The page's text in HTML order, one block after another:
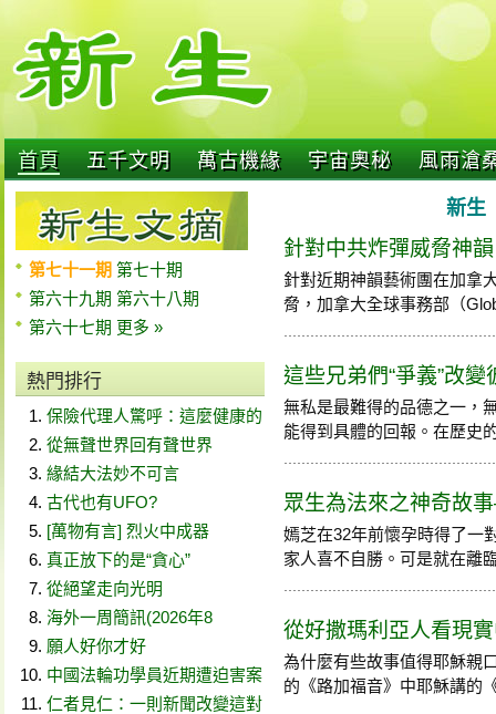
首頁 五千文明 萬古機緣 宇宙奧秘 風雨滄
第七十一期 第七十期
第六十九期 第六十八期
第六十七期 更多 »
熱門排行
保險代理人驚呼：這麼健康的
從無聲世界回有聲世界
緣結大法妙不可言
古代也有UFO?
[萬物有言] 烈火中成器
真正放下的是“貪心”
從絕望走向光明
海外一周簡訊(2026年8
願人好你才好
中國法輪功學員近期遭迫害案
仁者見仁：一則新聞改變這對
新生
針對中共炸彈威脅神
針對近期神韻藝術團在加拿
脅，加拿大全球事務部（
這些兄弟們“爭義”改變
無私是最難得的品德之一，
能得到具體的回報。在歷史
眾生為法來之神奇故
嫣芝在32年前懷孕時得了一
家人喜不自勝。可是就在離
從好撒瑪利亞人看現
為什麼有些故事值得耶穌親
的《路加福音》中耶穌講的